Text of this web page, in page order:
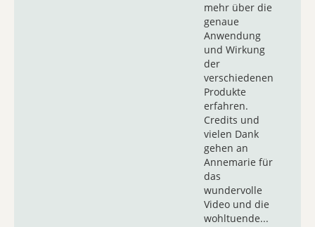
mehr über die
genaue
Anwendung
und Wirkung
der
verschiedenen
Produkte
erfahren.
Credits und
vielen Dank
gehen an
Annemarie für
das
wundervolle
Video und die
wohltuende...